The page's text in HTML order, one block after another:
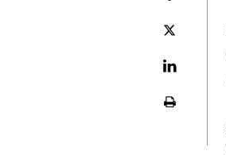
Plattform